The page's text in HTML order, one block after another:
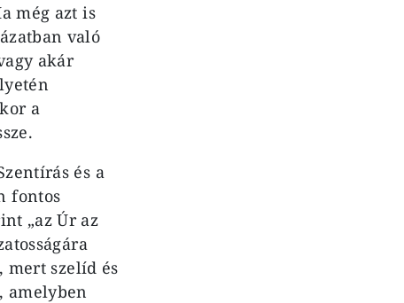
még azt is
való
akár
a
és a
fontos
„az Úr az
mert szelíd és
amelyben